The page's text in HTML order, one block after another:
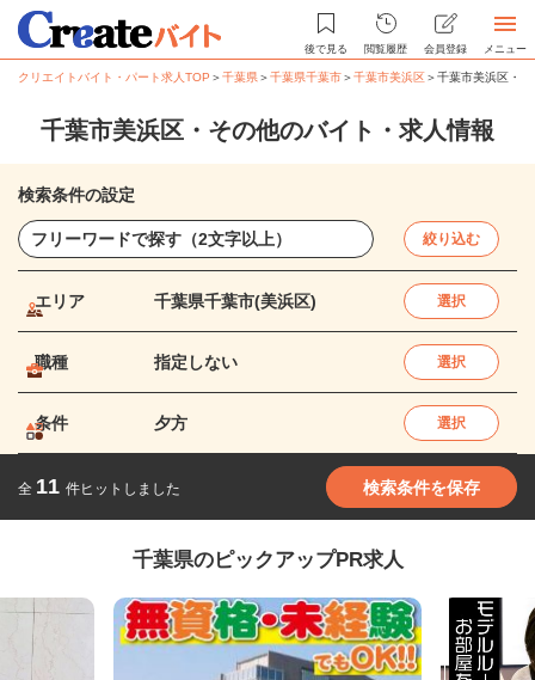
後で見る 閲覧履歴 会員登録 メニュー
クリエイトバイト・パート求人TOP ＞千葉県＞千葉県千葉市＞千葉市美浜区＞千葉市美浜区・
千葉市美浜区・その他のバイト・求人情報
検索条件の設定
絞り込む
エリア 千葉県千葉市(美浜区) 選択
職種 指定しない 選択
条件 夕方 選択
全 11 件ヒットしました 検索条件を保存
千葉県のピックアップPR求人